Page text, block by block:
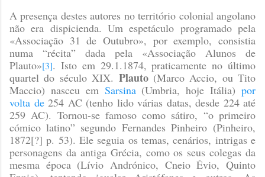
A presença destes autores no território colonial angolano
não era dispicienda. Um espetáculo programado pela
«Associação 31 de Outubro», por exemplo, consistia
numa “récita” dada pela «Associação Alunos de
Plauto»[3]. Isto em 29.1.1874, praticamente no último
quartel do século XIX. Plauto(Marco Accio, ou Tito
Maccio) nasceu em Sarsina(Umbria, hoje Itália)por
volta de254 AC (tenho lido várias datas, desde 224 até
259 AC). Tornou-se famoso como sátiro, “o primeiro
cómico latino” segundo Fernandes Pinheiro (Pinheiro,
1872[?] p. 53). Ele seguia os temas, cenários, intrigas e
personagens da antiga Grécia, como os seus colegas da
mesma época (Lívio Andrónico, Cneio Évio, Quinto